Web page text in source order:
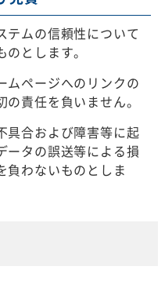
テムの信頼性について
とします。
ムページへのリンクの
責任を負いません。
具合および障害等に起
ータの誤送等による損
負わないものとしま